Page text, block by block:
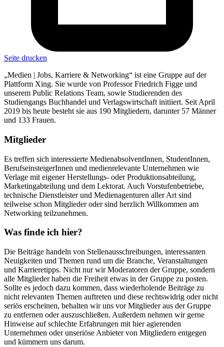
Seite drucken
„Medien | Jobs, Karriere & Networking“ ist eine Gruppe auf der
Plattform Xing. Sie wurde von Professor Friedrich Figge und
unserem Public Relations Team, sowie Studierenden des
Studiengangs Buchhandel und Verlagswirtschaft initiiert. Seit April
2019 bis heute besteht sie aus 190 Mitgliedern, darunter 57 Männer
und 133 Frauen.
Mitglieder
Es treffen sich interessierte MedienabsolventInnen, StudentInnen,
BerufseinsteigerInnen und medienrelevante Unternehmen wie
Verlage mit eigener Herstellungs- oder Produktionsabteilung,
Marketingabteilung und dem Lektorat. Auch Vorstufenbetriebe,
technische Dienstleister und Medienagenturen aller Art sind
teilweise schon Mitglieder oder sind herzlich Willkommen am
Networking teilzunehmen.
Was finde ich hier?
Die Beiträge handeln von Stellenausschreibungen, interessanten
Neuigkeiten und Themen rund um die Branche, Veranstaltungen
und Karrieretipps. Nicht nur wir Moderatoren der Gruppe, sondern
alle Mitglieder haben die Freiheit etwas in der Gruppe zu posten.
Sollte es jedoch dazu kommen, dass wiederholende Beiträge zu
nicht relevanten Themen auftreten und diese rechtswidrig oder nicht
seriös erscheinen, behalten wir uns vor Mitglieder aus der Gruppe
zu entfernen oder auszuschließen. Außerdem nehmen wir gerne
Hinweise auf schlechte Erfahrungen mit hier agierenden
Unternehmen oder unseriöse Anbieter von Mitgliedern entgegen
und kümmern uns darum.